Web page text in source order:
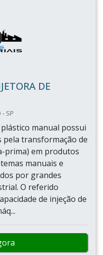
DE
- SP
manual possui
transformação de
prima) em produtos
manuais e
por grandes
O referido
de injeção de